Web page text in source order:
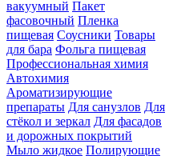
вакуумный Пакет
фасовочный Пленка
пищевая Соусники Товары
для бара Фольга пищевая
Профессиональная химия
Автохимия
Ароматизирующие
препараты Для санузлов Для
стёкол и зеркал Для фасадов
и дорожных покрытий
Мыло жидкое Полирующие